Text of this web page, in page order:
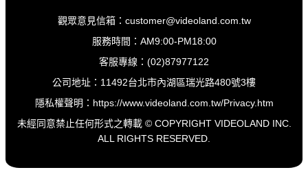
觀眾意見信箱：customer@videoland.com.tw
服務時間：AM9:00-PM18:00
客服專線：(02)87977122
公司地址：11492台北市內湖區瑞光路480號3樓
隱私權聲明： https://www.videoland.com.tw/Privacy.htm
未經同意禁止任何形式之轉載 © COPYRIGHT VIDEOLAND INC.
ALL RIGHTS RESERVED.